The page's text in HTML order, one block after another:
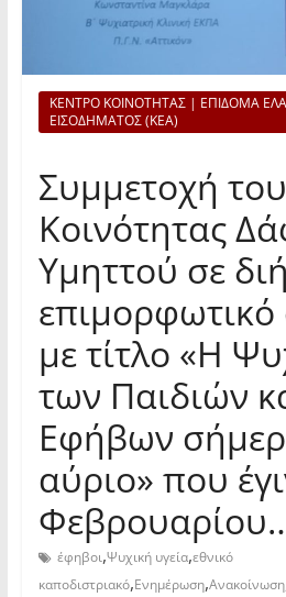
ΚΕΝΤΡΟ ΚΟΙΝΟΤΗΤΑΣ | ΕΠΙΔΟΜΑ
ΕΙΣΟΔΗΜΑΤΟΣ (ΚΕΑ)
Συμμετοχή
Κοινότητας
Υμηττού σε
επιμορφωτικό
με τίτλο «Η
των Παιδιών
Εφήβων
αύριο» που
έφηβοι,Ψυχική υγεία,εθνικό
καποδιστριακό,Ενημέρωση,Ανακοίνωση